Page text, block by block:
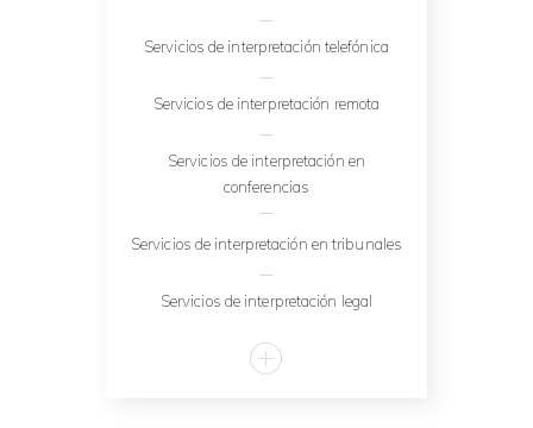
Servicios de interpretación telefónica
Servicios de interpretación remota
Servicios de interpretación en
conferencias
Servicios de interpretación en tribunales
Servicios de interpretación legal